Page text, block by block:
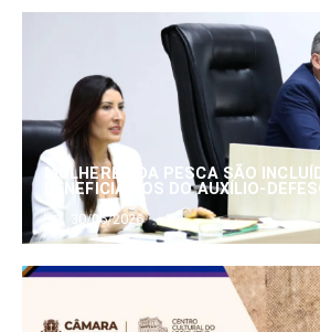
MULHERES DA PESCA SÃO
BENEFICIÁRIOS DO AUXÍLIO-
30/06/2026